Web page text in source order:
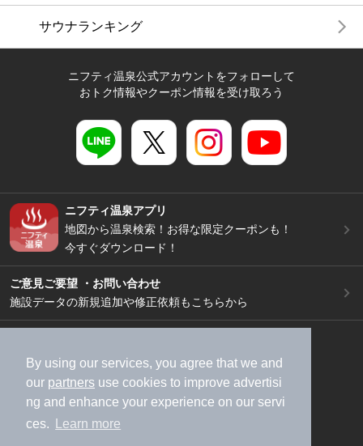
By using our services, you agree that we and
our partners use cookies to improve advertisi
ng and enhance your experience on our servi
ces.
Learn more
サウナランキング
ニフティ温泉公式アカウントをフォローして
おトク情報やクーポン情報を受け取ろう
ニフティ温泉アプリ
地図から温泉検索！お得な限定クーポンも！
今すぐダウンロード！
ご意見ご要望 ・お問い合わせ
施設データの新規追加や修正依頼もこちらから
加盟店募集（資料請求）
広告出稿のご案内
利用規約
ライフスタイルMEMBERS+規約
特定商取引法に基づく表記
ヘルプ
採用情報
運営会社